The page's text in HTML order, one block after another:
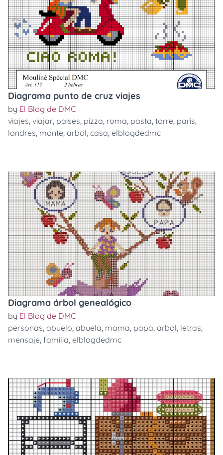
Diagrama punto de cruz viajes
by El Blog de DMC
viajes, viajar, paises, pizza, roma, pasta, torre, paris,
londres, monte, arbol, casa, elblogdedmc
Diagrama árbol genealógico
by El Blog de DMC
personas, abuelo, abuela, mama, papa, arbol, letras,
mensaje, familia, elblogdedmc